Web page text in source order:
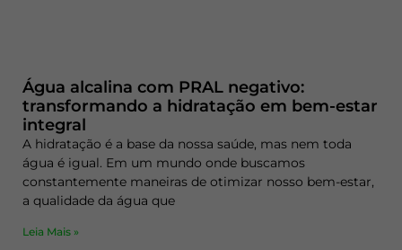
Água alcalina com PRAL negativo:
transformando a hidratação em bem-estar
integral
A hidratação é a base da nossa saúde, mas nem toda
água é igual. Em um mundo onde buscamos
constantemente maneiras de otimizar nosso bem-estar,
a qualidade da água que
Leia Mais »